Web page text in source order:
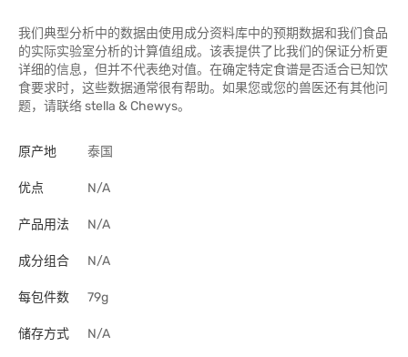
我们典型分析中的数据由使用成分资料库中的预期数据和我们食品
的实际实验室分析的计算值组成。该表提供了比我们的保证分析更
详细的信息，但并不代表绝对值。在确定特定食谱是否适合已知饮
食要求时，这些数据通常很有帮助。如果您或您的兽医还有其他问
题，请联络 stella & Chewys。
原产地 泰国
优点 N/A
产品用法 N/A
成分组合 N/A
每包件数 79g
储存方式 N/A